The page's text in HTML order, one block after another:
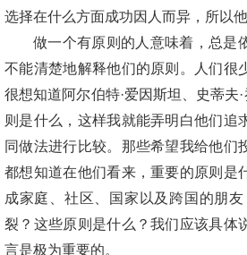
选择在什么方面成功因人而异，所以
做一个有原则的人意味着，总是
不能清楚地解释他们的原则。人们很
很想知道阿尔伯特·爱因斯坦、史蒂夫
则是什么，这样我就能弄明白他们
同做法进行比较。那些希望我给他
都想知道在他们看来，重要的原则是
成家庭、社区、国家以及跨国的朋
裂？这些原则是什么？我们应该具体
言是极为重要的。